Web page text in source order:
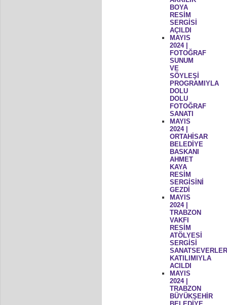
BOYA
RESİM
SERGİSİ
AÇILDI
MAYIS
2024 |
FOTOĞRAF
SUNUM
VE
SÖYLEŞİ
PROGRAMIYLA
DOLU
DOLU
FOTOĞRAF
SANATI
MAYIS
2024 |
ORTAHİSAR
BELEDİYE
BASKANI
AHMET
KAYA
RESİM
SERGİSİNİ
GEZDİ
MAYIS
2024 |
TRABZON
VAKFI
RESİM
ATÖLYESİ
SERGİSİ
KATILIMIYLA
ACILDI
MAYIS
2024 |
TRABZON
BÜYÜKŞEHİR